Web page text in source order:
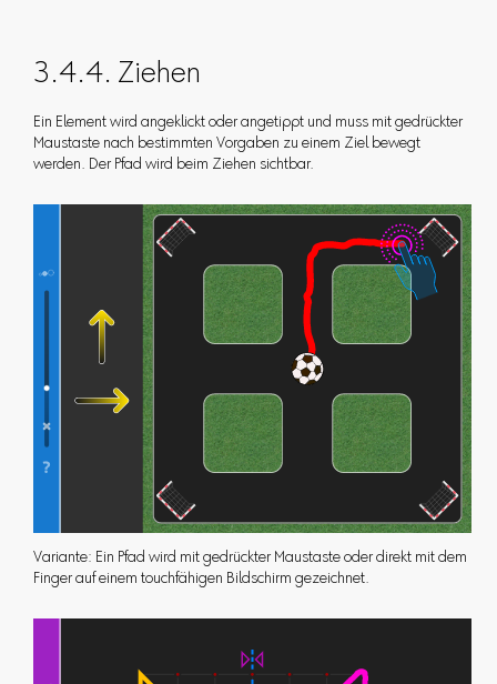
3.4.4. Ziehen
Ein Element wird angeklickt oder angetippt und muss mit gedrückter
Maustaste nach bestimmten Vorgaben zu einem Ziel bewegt
werden. Der Pfad wird beim Ziehen sichtbar.
Variante: Ein Pfad wird mit gedrückter Maustaste oder direkt mit dem
Finger auf einem touchfähigen Bildschirm gezeichnet.